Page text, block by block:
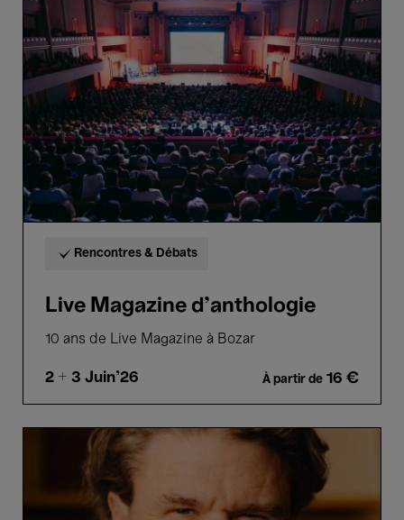
Magazine
d'anthologie
Rencontres & Débats
Live Magazine d'anthologie
10 ans de Live Magazine à Bozar
2 + 3 Juin'26 À partir de 16 €